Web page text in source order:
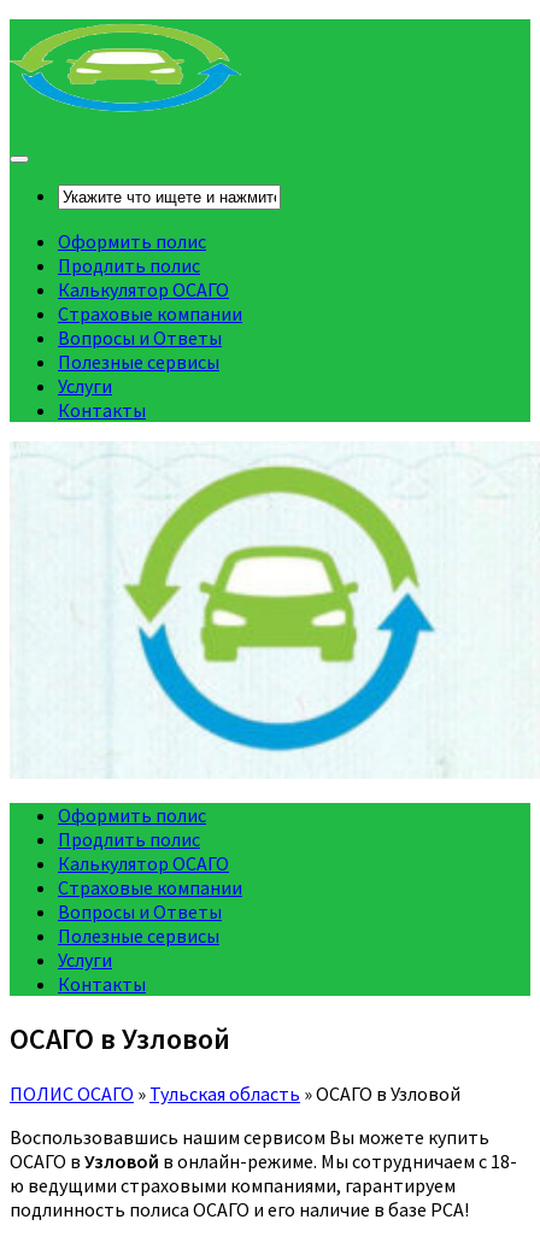
Оформить полис
Продлить полис
Калькулятор ОСАГО
Страховые компании
Вопросы и Ответы
Полезные сервисы
Услуги
Контакты
Оформить полис
Продлить полис
Калькулятор ОСАГО
Страховые компании
Вопросы и Ответы
Полезные сервисы
Услуги
Контакты
ОСАГО в Узловой
ПОЛИС ОСАГО » Тульская область »ОСАГО в Узловой
Воспользовавшись нашим сервисом Вы можете купить
ОСАГО в Узловой в онлайн-режиме. Мы сотрудничаем с 18-
ю ведущими страховыми компаниями, гарантируем
подлинность полиса ОСАГО и его наличие в базе РСА!